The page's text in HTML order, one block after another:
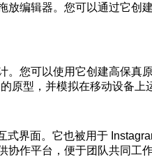
编辑器。您可以通过它
您可以使用它创建高保
型，并模拟在移动设备上
界面。它也被用于
作平台，便于团队共同工作